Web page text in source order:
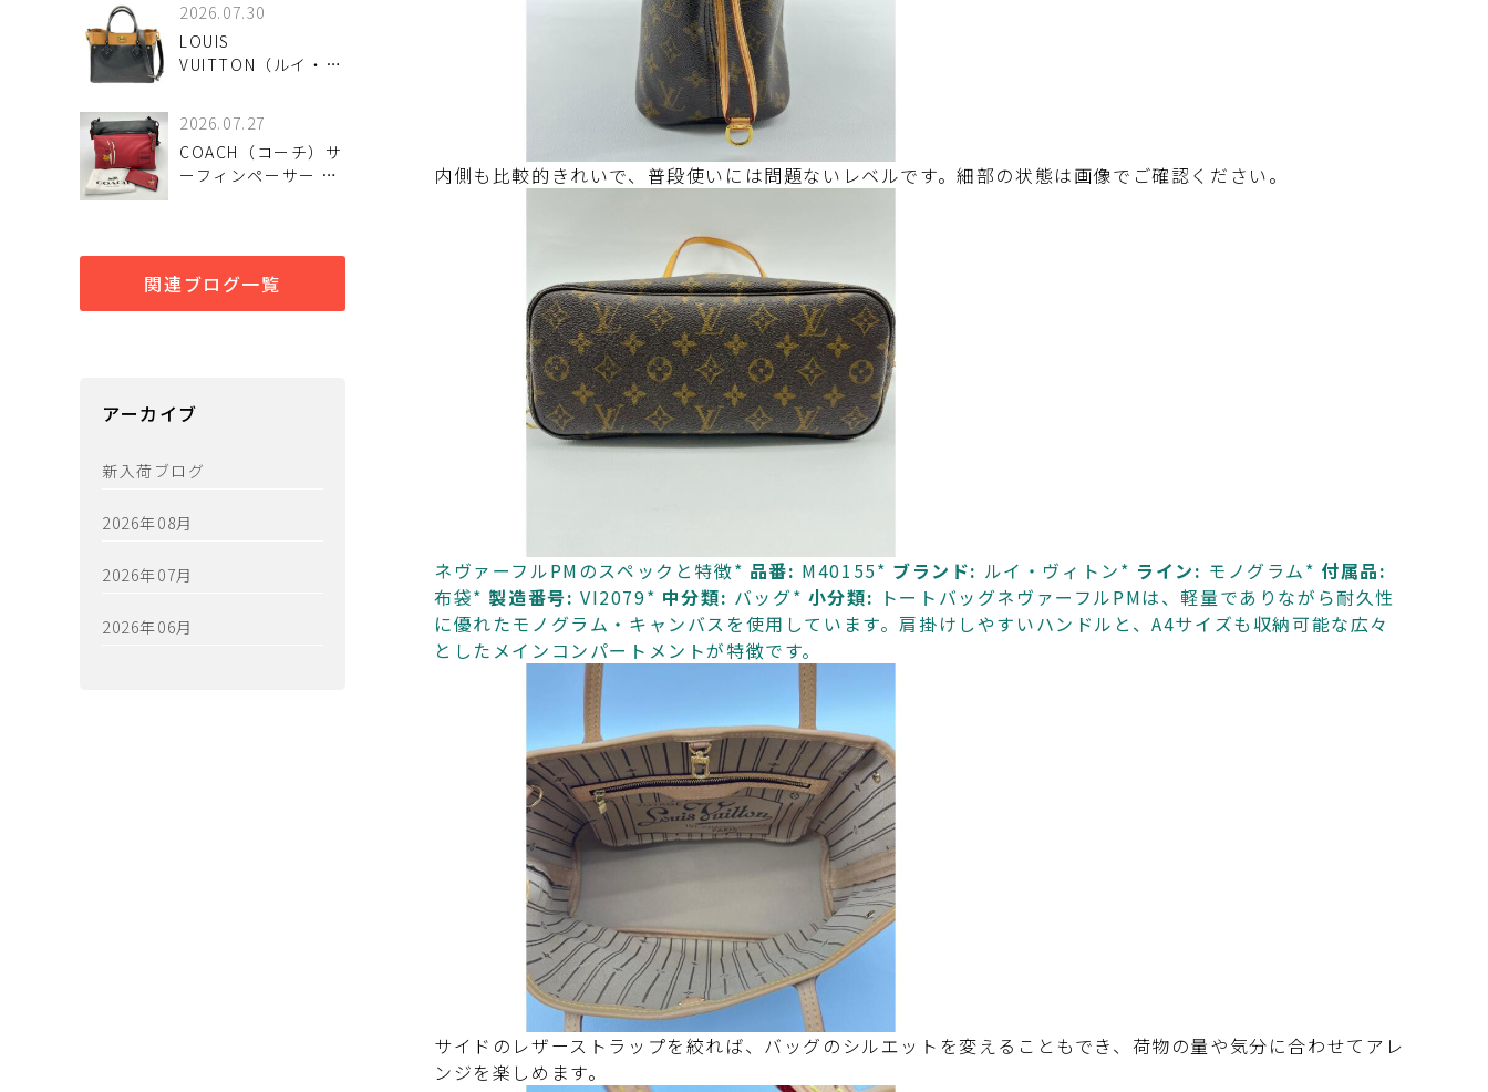
した！
2026.07.30
LOUIS
VUITTON（ルイ・ヴ
グ？中古で買うメリ
ットと注意点 中古で
選ぶ前に確認したい
2026.07.27
COACH（コーチ）サ
ーフィンペーサー シ
ント
関連ブログ一覧
アーカイブ
新入荷ブログ
2026年08月
2026年07月
2026年06月
内側も比較的きれいで、普段使いには問題ないレベルです。細部の状態は画像でご確認ください。
ネヴァーフルPMのスペックと特徴* 品番: M40155* ブランド: ルイ・ヴィトン* ライン: モノグラム* 付属品:
布袋* 製造番号: VI2079* 中分類: バッグ* 小分類: トートバッグネヴァーフルPMは、軽量でありながら耐久性
に優れたモノグラム・キャンバスを使用しています。肩掛けしやすいハンドルと、A4サイズも収納可能な広々
としたメインコンパートメントが特徴です。
サイドのレザーストラップを絞れば、バッグのシルエットを変えることもでき、荷物の量や気分に合わせてアレ
ンジを楽しめます。